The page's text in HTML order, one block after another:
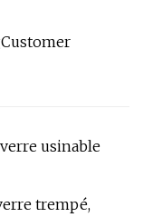
usinable
trempé,